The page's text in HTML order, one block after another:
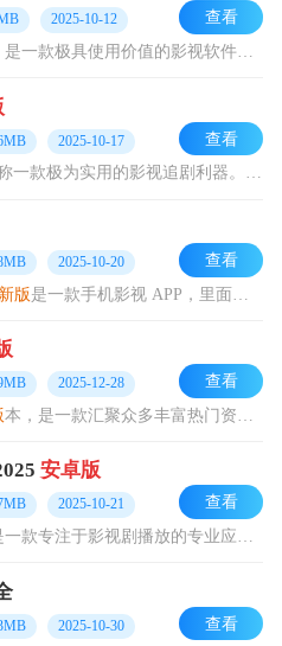
2025-10-12
款极具使用价值的影视软件。它不仅提供权威的影视评分与点评内容，还拥有各类影视资源以及热门影视推荐。尤为关键的是，其毒舌评价能让用户在观赏影视
查看
2025-10-17
用的影视追剧利器。只需输入关键词，就能迅速开启电视视频的浏览与播放之旅。它拥有多样的视频播放线路，可助力你快速进行视频搜索与播放，
查看
2025-10-20
版是一款手机影视 APP，里面汇聚了海量的影视剧资源，涵盖电影、电视剧、番剧等各类视频资源。进入相应频道点击即可播放，播放过程流畅，画质
查看
2025-12-28
本，是一款汇聚众多丰富热门资源的软件。其更新速度十分迅速，用户仅需输入不同关键词或剧名，就能轻松体验，快速找到自己感兴趣的影视内容。播放过程流畅
查看
安卓版
2025-10-21 查看
2025-10-30 查看